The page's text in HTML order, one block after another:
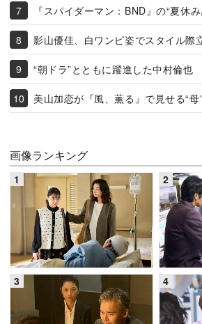
『スパイダーマン：BND』の“夏休
影山優佳、白ワンピ姿でスタイル際
“朝ドラ”とともに躍進した中村倫也
美山加恋が『風、薫る』で見せる“母
画像ランキング